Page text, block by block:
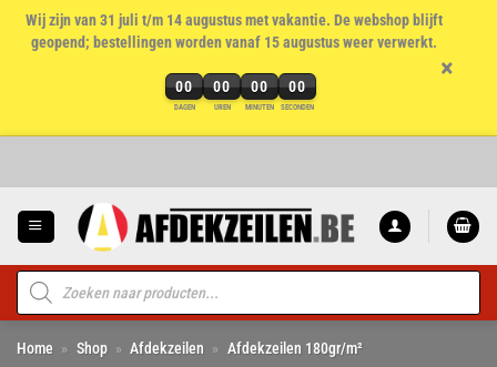
Wij zijn van 31 juli t/m 14 augustus met vakantie. De webshop blijft
geopend; bestellingen worden vanaf 15 augustus weer verwerkt.
00
DAGEN
00
UREN
00
MINUTEN
00
SECONDEN
×
Producten
zoeken
Home » Shop » Afdekzeilen » Afdekzeilen 180gr/m²